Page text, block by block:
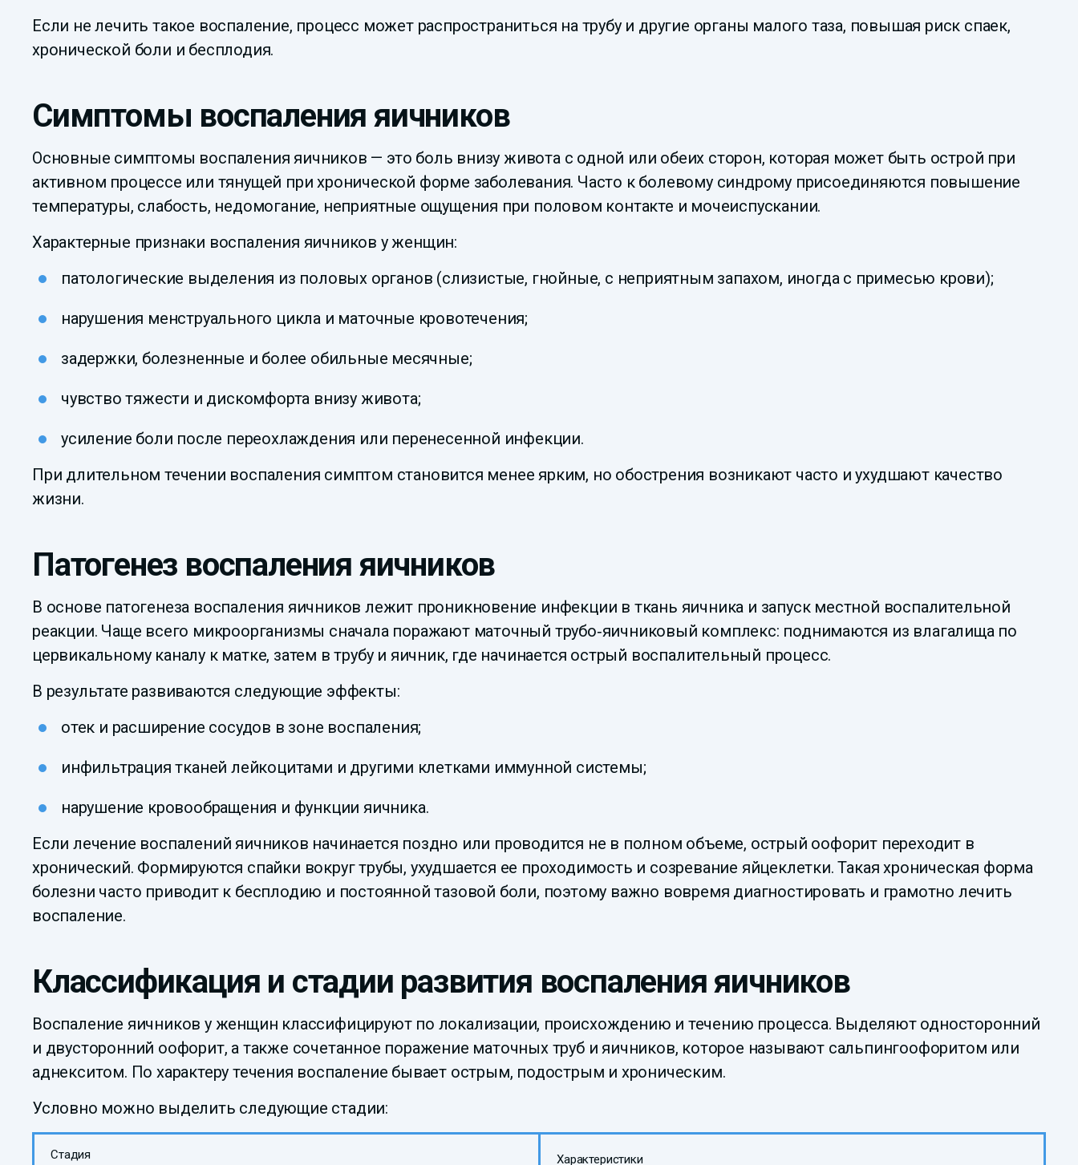
Если не лечить такое воспаление, процесс может распространиться на трубу и другие органы малого таза, повышая риск спаек,
хронической боли и бесплодия.
Симптомы воспаления яичников
Основные симптомы воспаления яичников — это боль внизу живота с одной или обеих сторон, которая может быть острой при
активном процессе или тянущей при хронической форме заболевания. Часто к болевому синдрому присоединяются повышение
температуры, слабость, недомогание, неприятные ощущения при половом контакте и мочеиспускании.
Характерные признаки воспаления яичников у женщин:
патологические выделения из половых органов (слизистые, гнойные, с неприятным запахом, иногда с примесью крови);
нарушения менструального цикла и маточные кровотечения;
задержки, болезненные и более обильные месячные;
чувство тяжести и дискомфорта внизу живота;
усиление боли после переохлаждения или перенесенной инфекции.
При длительном течении воспаления симптом становится менее ярким, но обострения возникают часто и ухудшают качество
жизни.
Патогенез воспаления яичников
В основе патогенеза воспаления яичников лежит проникновение инфекции в ткань яичника и запуск местной воспалительной
реакции. Чаще всего микроорганизмы сначала поражают маточный трубо‑яичниковый комплекс: поднимаются из влагалища по
цервикальному каналу к матке, затем в трубу и яичник, где начинается острый воспалительный процесс.
В результате развиваются следующие эффекты:
отек и расширение сосудов в зоне воспаления;
инфильтрация тканей лейкоцитами и другими клетками иммунной системы;
нарушение кровообращения и функции яичника.
Если лечение воспалений яичников начинается поздно или проводится не в полном объеме, острый оофорит переходит в
хронический. Формируются спайки вокруг трубы, ухудшается ее проходимость и созревание яйцеклетки. Такая хроническая форма
болезни часто приводит к бесплодию и постоянной тазовой боли, поэтому важно вовремя диагностировать и грамотно лечить
воспаление.
Классификация и стадии развития воспаления яичников
Воспаление яичников у женщин классифицируют по локализации, происхождению и течению процесса. Выделяют односторонний
и двусторонний оофорит, а также сочетанное поражение маточных труб и яичников, которое называют сальпингоофоритом или
аднекситом. По характеру течения воспаление бывает острым, подострым и хроническим.
Условно можно выделить следующие стадии:
Стадия Характеристики